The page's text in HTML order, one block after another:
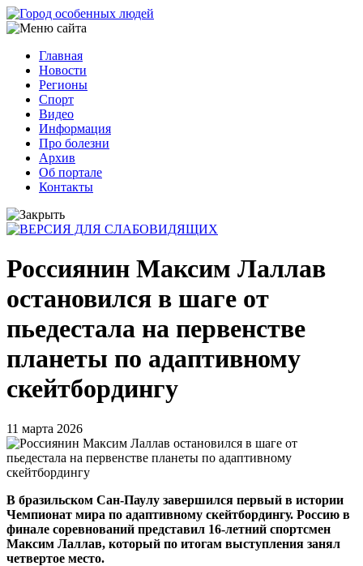
Перейти
к
содержанию
Основная
навигация
Главная
Новости
Регионы
Спорт
Видео
Информация
Про болезни
Архив
Об портале
Контакты
Россиянин Максим Лаллав
остановился в шаге от
пьедестала на первенстве
планеты по адаптивному
скейтбордингу
11 марта 2026
В бразильском Сан-Паулу завершился первый в истории
Чемпионат мира по адаптивному скейтбордингу. Россию в
финале соревнований представил 16-летний спортсмен
Максим Лаллав, который по итогам выступления занял
четвертое место.